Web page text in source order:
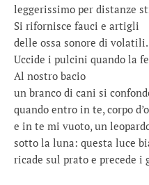
leggerissimo per distanze
Si rifornisce fauci e artigli
delle ossa sonore di volatili.
Uccide i pulcini quando la
Al nostro bacio
un branco di cani si
quando entro in te, corpo
e in te mi vuoto, un
sotto la luna: questa luce
ricade sul prato e precede i